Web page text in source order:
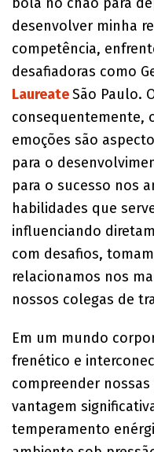
desenvolver minha
competência,
desafiadoras como
LaureateSão Paulo.
consequentemente,
emoções são
para o
para o sucesso nos
habilidades que
influenciando
com desafios,
relacionamos nos
nossos colegas de
Em um mundo
frenético e
compreender
vantagem
temperamento